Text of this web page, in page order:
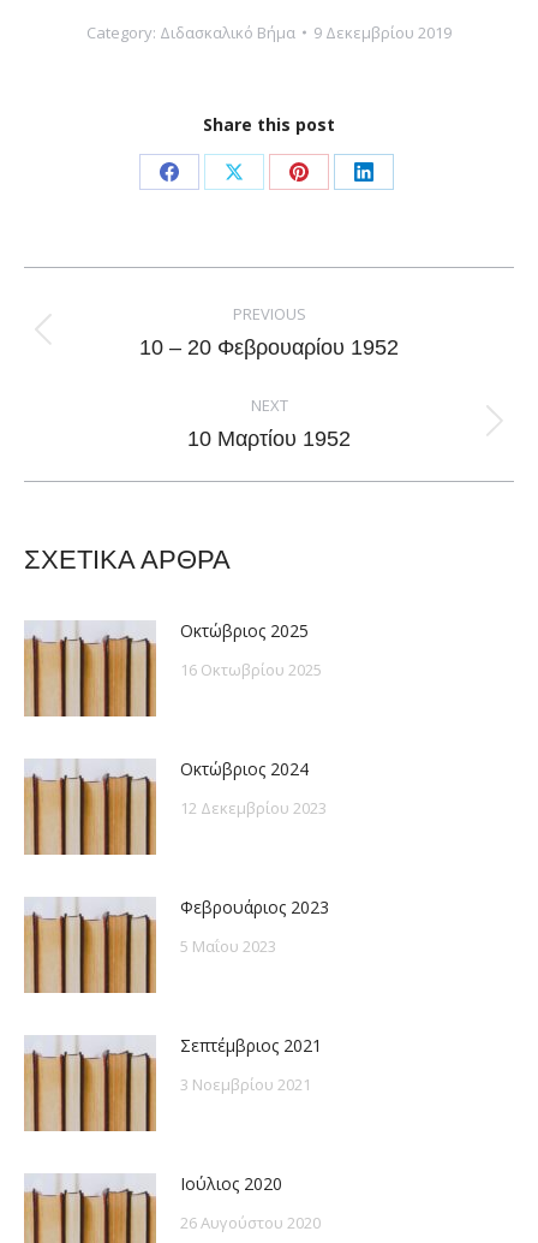
Category: Διδασκαλικό Βήμα 9 Δεκεμβρίου 2019
Share this post
Share
Facebook
Share
X
Share
Pinterest
Share
LinkedIn
navigation
PREVIOUS
Previous
10 – 20 Φεβρουαρίου 1952
NEXT
Next
10 Μαρτίου 1952
ΣΧΕΤΙΚΑ ΑΡΘΡΑ
Οκτώβριος 2025
16 Οκτωβρίου 2025
Οκτώβριος 2024
12 Δεκεμβρίου 2023
Φεβρουάριος 2023
5 Μαΐου 2023
Σεπτέμβριος 2021
3 Νοεμβρίου 2021
Ιούλιος 2020
26 Αυγούστου 2020